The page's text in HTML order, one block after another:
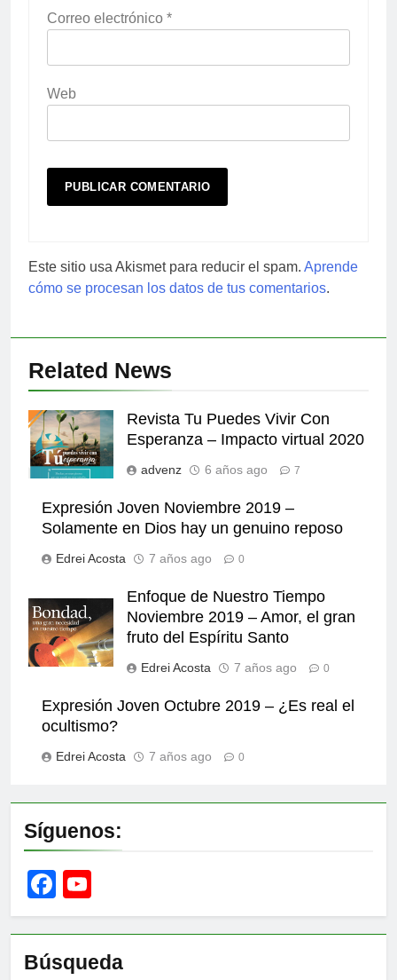
Correo electrónico *
Web
Este sitio usa Akismet para reducir el spam. Aprende
cómo se procesan los datos de tus comentarios.
Related News
Revista Tu Puedes Vivir Con
Esperanza – Impacto virtual 2020
advenz 6 años ago 7
Expresión Joven Noviembre 2019 –
Solamente en Dios hay un genuino reposo
Edrei Acosta 7 años ago 0
Enfoque de Nuestro Tiempo
Noviembre 2019 – Amor, el gran
fruto del Espíritu Santo
Edrei Acosta 7 años ago 0
Expresión Joven Octubre 2019 – ¿Es real el
ocultismo?
Edrei Acosta 7 años ago 0
Síguenos:
Facebook
Channel
Búsqueda